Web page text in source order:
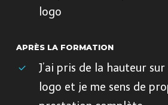
logo
APRÈS LA FORMATION
J’ai pris de la hauteur
logo et je me sens de